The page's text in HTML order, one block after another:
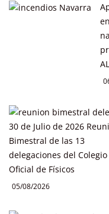
30 de Julio de 2026
Bimestral de las 13
delegaciones del Colegio
Oficial de Físicos
05/08/2026